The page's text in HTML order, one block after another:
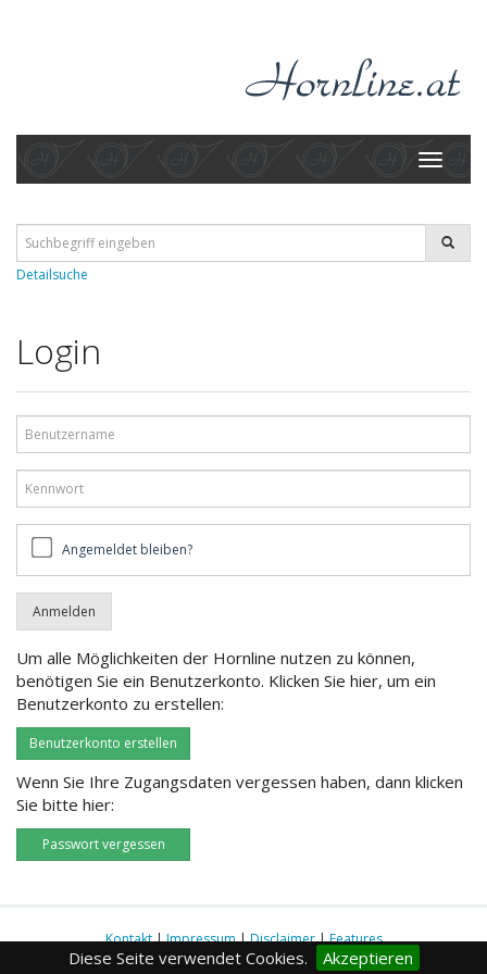
Diese Seite verwendet Cookies. Akzeptieren
Toggle
Detailsuche
Login
bleiben?Angemeldet bleiben?
Um alle Möglichkeiten der Hornline nutzen zu können,
benötigen Sie ein Benutzerkonto. Klicken Sie hier, um ein
Benutzerkonto zu erstellen:
Benutzerkonto erstellen
Wenn Sie Ihre Zugangsdaten vergessen haben, dann klicken
Sie bitte hier:
Passwort vergessen
Kontakt|Impressum|Disclaimer|Features